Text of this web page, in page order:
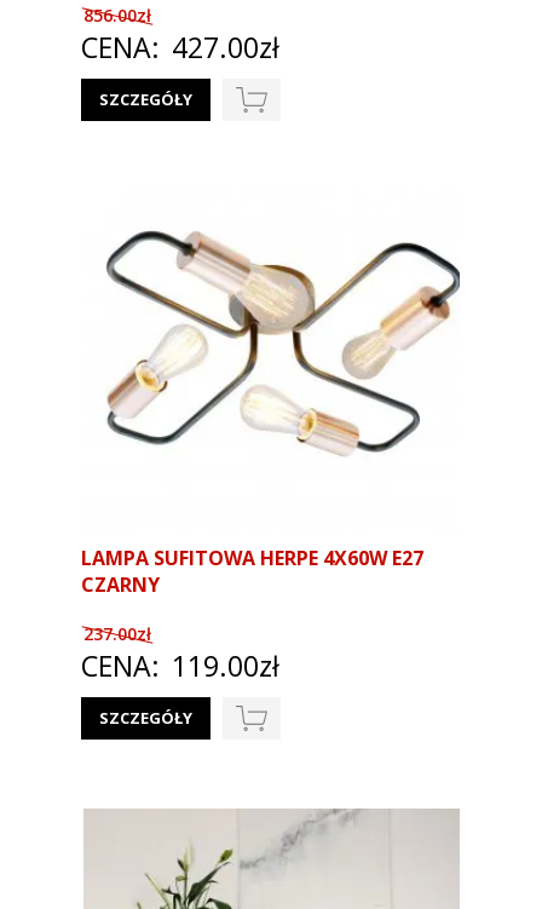
856.00zł
CENA: 427.00zł
SZCZEGÓŁY
LAMPA SUFITOWA HERPE 4X60W E27
CZARNY
237.00zł
CENA: 119.00zł
SZCZEGÓŁY